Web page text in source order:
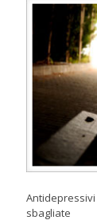
sbagliate